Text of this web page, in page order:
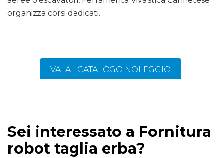
organizza corsi dedicati.
VAI AL CATALOGO NOLEGGIO
Sei interessato a Fornitura
robot taglia erba?